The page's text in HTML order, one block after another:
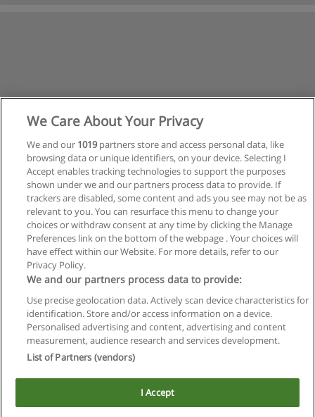
Privacidad de datos
Contactar con Educaedu
Copyright © Educaedu Business S.L. - CIF : B-95610580: -
We Care About Your Privacy
We and our 1019partners store and access personal data, like
browsing data or unique identifiers, on your device. Selecting I
Accept enables tracking technologies to support the purposes
shown under we and our partners process data to provide. If
trackers are disabled, some content and ads you see may not be as
relevant to you. You can resurface this menu to change your
choices or withdraw consent at any time by clicking the Manage
Preferences link on the bottom of the webpage . Your choices will
have effect within our Website. For more details, refer to our
Privacy Policy.
We and our partners process data to provide:
Use precise geolocation data. Actively scan device characteristics for
identification. Store and/or access information on a device.
Personalised advertising and content, advertising and content
measurement, audience research and services development.
List of Partners (vendors)
I Accept